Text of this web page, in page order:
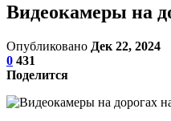
Видеокамеры на
Опубликовано Дек 22, 2024
0 431
Поделится